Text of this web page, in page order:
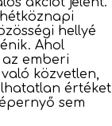
hellyé
Ahol
az emberi
közvetlen,
értéket
sem